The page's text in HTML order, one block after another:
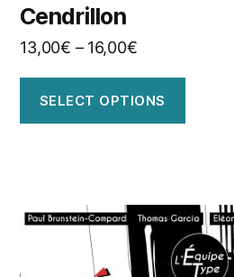
Cendrillon
13,00€ – 16,00€
SELECT OPTIONS